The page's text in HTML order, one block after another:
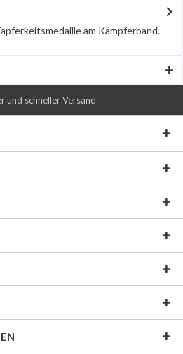
am Kämpferband.
und schneller Versand